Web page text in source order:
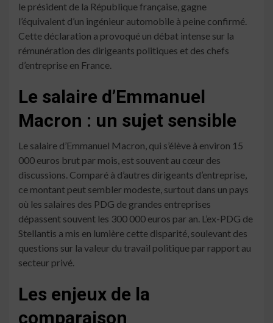
le président de la République française, gagne
l’équivalent d’un ingénieur automobile à peine confirmé.
Cette déclaration a provoqué un débat intense sur la
rémunération des dirigeants politiques et des chefs
d’entreprise en France.
Le salaire d’Emmanuel
Macron : un sujet sensible
Le salaire d’Emmanuel Macron, qui s’élève à environ 15
000 euros brut par mois, est souvent au cœur des
discussions. Comparé à d’autres dirigeants d’entreprise,
ce montant peut sembler modeste, surtout dans un pays
où les salaires des PDG de grandes entreprises
dépassent souvent les 300 000 euros par an. L’ex-PDG de
Stellantis a mis en lumière cette disparité, soulevant des
questions sur la valeur du travail politique par rapport au
secteur privé.
Les enjeux de la
comparaison